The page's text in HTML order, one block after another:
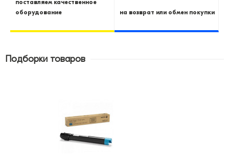
поставляем качественное
оборудование
на возврат или обмен покупки
Подборки товаров